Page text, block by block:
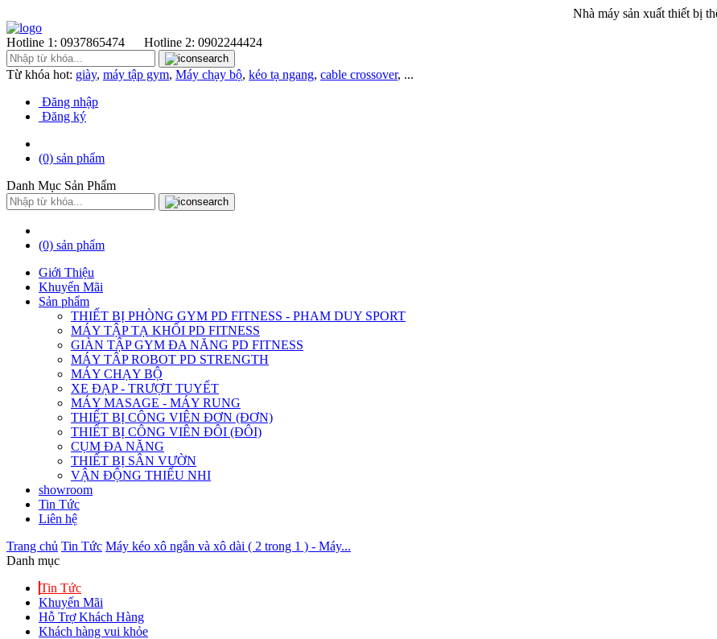
Nhà máy sản xuất thiết bị thể dục
Hotline 1: 0937865474 Hotline 2: 0902244424
Từ khóa hot: giày, máy tập gym, Máy chạy bộ, kéo tạ ngang, cable crossover, ...
Đăng nhập
Đăng ký
(0) sản phẩm
Danh Mục Sản Phẩm
(0) sản phẩm
Giới Thiệu
Khuyến Mãi
Sản phẩm
THIẾT BỊ PHÒNG GYM PD FITNESS - PHAM DUY SPORT
MÁY TẬP TẠ KHỐI PD FITNESS
GIÀN TẬP GYM ĐA NĂNG PD FITNESS
MÁY TÂP ROBOT PD STRENGTH
MÁY CHẠY BỘ
XE ĐẠP - TRƯỢT TUYẾT
MÁY MASAGE - MÁY RUNG
THIẾT BỊ CÔNG VIÊN ĐƠN (ĐƠN)
THIẾT BỊ CÔNG VIÊN ĐÔI (ĐÔI)
CỤM ĐA NĂNG
THIẾT BỊ SÂN VƯỜN
VẬN ĐỘNG THIẾU NHI
showroom
Tin Tức
Liên hệ
Trang chủ Tin Tức Máy kéo xô ngắn và xô dài ( 2 trong 1 ) - Máy...
Danh mục
Tin Tức
Khuyến Mãi
Hỗ Trợ Khách Hàng
Khách hàng vui khỏe